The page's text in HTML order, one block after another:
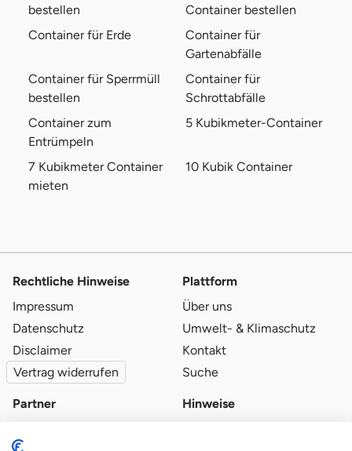
bestellen
Container bestellen
Container für Erde
Container für
Gartenabfälle
Container für Sperrmüll
bestellen
Container für
Schrottabfälle
Container zum
Entrümpeln
5 Kubikmeter-Container
7 Kubikmeter Container
mieten
10 Kubik Container
Rechtliche Hinweise
Impressum
Datenschutz
Disclaimer
Vertrag widerrufen
Plattform
Über uns
Umwelt- & Klimaschutz
Kontakt
Suche
Partner
Hinweise